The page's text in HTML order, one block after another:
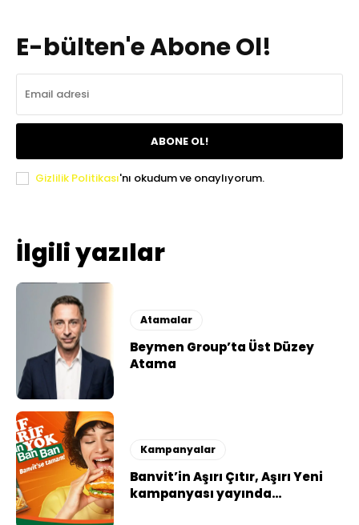
E-bülten'e Abone Ol!
ABONE OL!
Gizlilik Politikası'nı okudum ve onaylıyorum.
İlgili yazılar
Atamalar
Beymen Group’ta Üst Düzey
Atama
Kampanyalar
Banvit’in Aşırı Çıtır, Aşırı Yeni
kampanyası yayında…